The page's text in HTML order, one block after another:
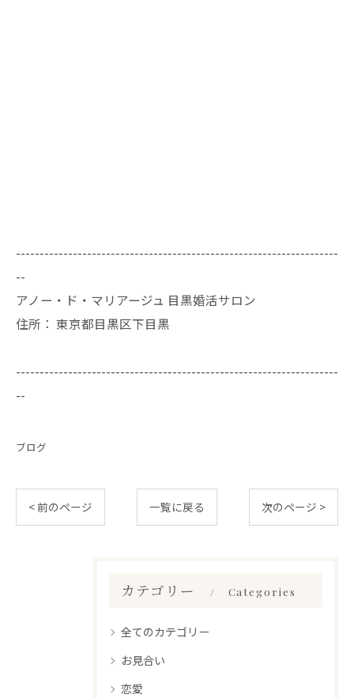
--------------------------------------------------------------------
--
アノー・ド・マリアージュ 目黒婚活サロン
住所： 東京都目黒区下目黒
--------------------------------------------------------------------
--
ブログ
< 前のページ 一覧に戻る 次のページ >
カテゴリー Categories
全てのカテゴリー
お見合い
恋愛